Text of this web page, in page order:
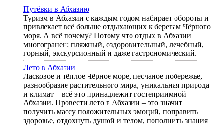
Путёвки в Абхазию
Туризм в Абхазии с каждым годом набирает обороты и
привлекает всё больше отдыхающих к берегам Чёрного
моря. А всё почему? Потому что отдых в Абхазии
многогранен: пляжный, оздоровительный, лечебный,
горный, экскурсионный и даже гастрономический.
Лето в Абхазии
Ласковое и тёплое Чёрное море, песчаное побережье,
разнообразие растительного мира, уникальная природа
и климат – всё это принадлежит гостеприимной
Абхазии. Провести лето в Абхазии – это значит
получить массу положительных эмоций, поправить
здоровье, отдохнуть душой и телом, пополнить знания